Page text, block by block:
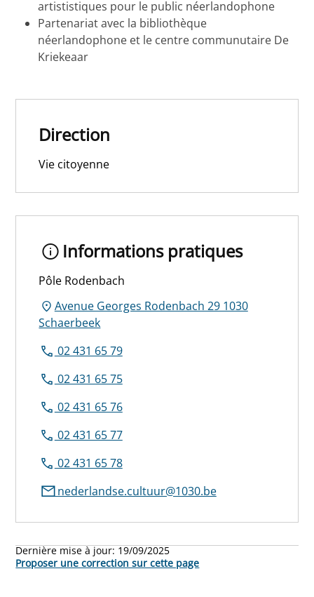
artististiques pour le public néerlandophone
Partenariat avec la bibliothèque
néerlandophone et le centre communutaire De
Kriekeaar
Direction
Vie citoyenne
Informations pratiques
Pôle Rodenbach
Avenue Georges Rodenbach 29 1030
Schaerbeek
02 431 65 79
02 431 65 75
02 431 65 76
02 431 65 77
02 431 65 78
nederlandse.cultuur@1030.be
Dernière mise à jour: 19/09/2025
Proposer une correction sur cette page